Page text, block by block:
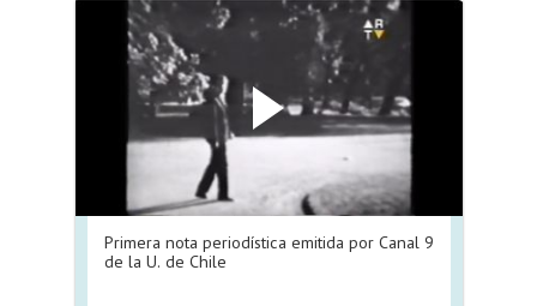
Primera nota periodística emitida por Canal 9
de la U. de Chile